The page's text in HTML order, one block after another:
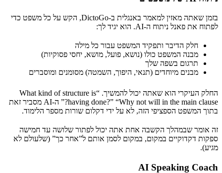
בזמן שאתה מאזין למאמר באנגלית ב-DictoGo, הקש על כל משפט כדי
לפתוח את פאנל ניתוח ה-AI. הוא יגיד לך:
חלק הדיבר ותפקיד המשפט עבור כל מילה
מבנה המשפט כולו (נושא, פועל, מושא, יחסי פסוקיות)
תרגום בשפה שלך
מבנים מיוחדים (תנאי, היפוך, השמטה) מסומנים ומוסברים
החלק העיקרי הוא שאתה יכול להמשיך. “What kind of structure is
having done?” “Why not will in the main clause?” ה-AI מסביר זאת
בתוך המשפט הספציפי הזה, לא על ידי דקלום שורות מספר הלימוד.
זה אומר שבמהלך הקשבה אחת אתה יכול לפתור שלושה עד חמישה
ספקות דקדוקיים במקום, במקום לסמן אותם ל”אחר כך” (שלעולם לא
מגיע).
AI Speaking Coach